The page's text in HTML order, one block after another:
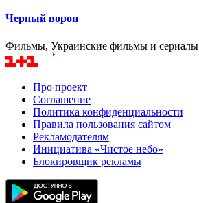
Черный ворон
Фильмы, Украинские фильмы и сериалы
Про проект
Соглашение
Политика конфиденциальности
Правила пользования сайтом
Рекламодателям
Инициатива «Чистое небо»
Блокировщик рекламы